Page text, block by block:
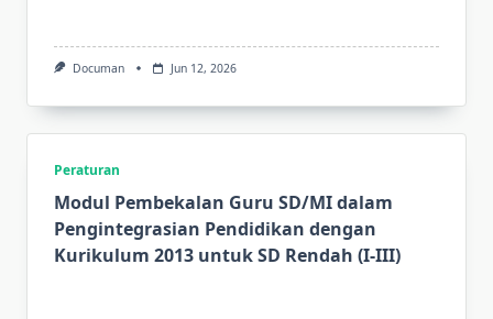
Documan Jun 12, 2026
Peraturan
Modul Pembekalan Guru SD/MI dalam
Pengintegrasian Pendidikan dengan
Kurikulum 2013 untuk SD Rendah (I-III)